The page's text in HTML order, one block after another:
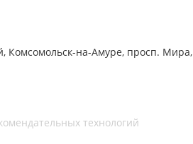
Комсомольск-на-Амуре, просп. Мира,
технологий